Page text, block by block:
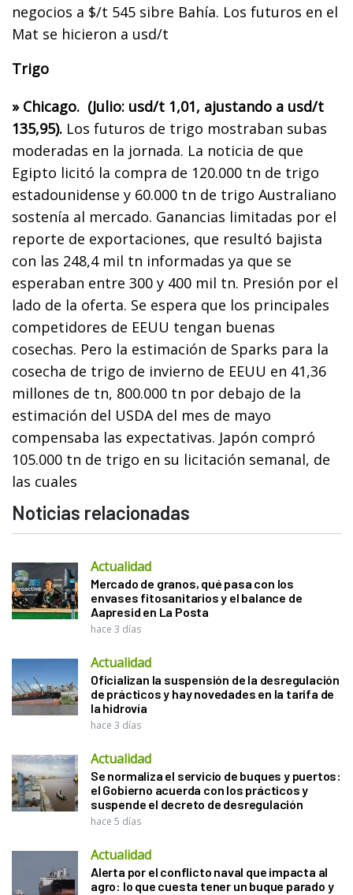
negocios a $/t 545 sibre Bahía. Los futuros en el
Mat se hicieron a usd/t
Trigo
» Chicago. (Julio: usd/t 1,01, ajustando a usd/t
135,95). Los futuros de trigo mostraban subas
moderadas en la jornada. La noticia de que
Egipto licitó la compra de 120.000 tn de trigo
estadounidense y 60.000 tn de trigo Australiano
sostenía al mercado. Ganancias limitadas por el
reporte de exportaciones, que resultó bajista
con las 248,4 mil tn informadas ya que se
esperaban entre 300 y 400 mil tn. Presión por el
lado de la oferta. Se espera que los principales
competidores de EEUU tengan buenas
cosechas. Pero la estimación de Sparks para la
cosecha de trigo de invierno de EEUU en 41,36
millones de tn, 800.000 tn por debajo de la
estimación del USDA del mes de mayo
compensaba las expectativas. Japón compró
105.000 tn de trigo en su licitación semanal, de
las cuales
Noticias relacionadas
Actualidad
Mercado de granos, qué pasa con los
envases fitosanitarios y el balance de
Aapresid en La Posta
hace 3 días
Actualidad
Oficializan la suspensión de la desregulación
de prácticos y hay novedades en la tarifa de
la hidrovía
hace 3 días
Actualidad
Se normaliza el servicio de buques y puertos:
el Gobierno acuerda con los prácticos y
suspende el decreto de desregulación
hace 5 días
Actualidad
Alerta por el conflicto naval que impacta al
agro: lo que cuesta tener un buque parado y